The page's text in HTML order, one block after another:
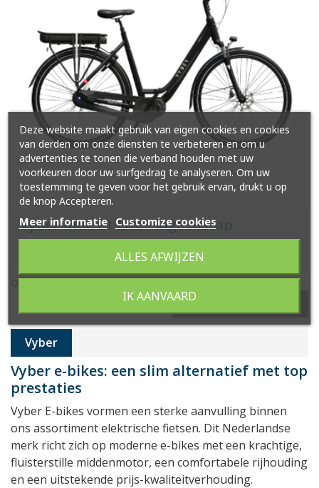
Vyber Ride E1 Lite - lage instap
Overzicht van 1-3 of 3 item(s)
Terug naar boven
Vyber
Vyber e-bikes: een slim alternatief met top
prestaties
Vyber E-bikes vormen een sterke aanvulling binnen
ons assortiment elektrische fietsen. Dit Nederlandse
merk richt zich op moderne e-bikes met een krachtige,
fluisterstille middenmotor, een comfortabele rijhouding
en een uitstekende prijs-kwaliteitverhouding.
Deze website maakt gebruik van eigen cookies en cookies
van derden om onze diensten te verbeteren en om u
advertenties te tonen die verband houden met uw
voorkeuren door uw surfgedrag te analyseren. Om uw
toestemming te geven voor het gebruik ervan, drukt u op
de knop Accepteren.
Meer informatie Customize cookies
ALLES AFWIJZEN
IK AANVAARD